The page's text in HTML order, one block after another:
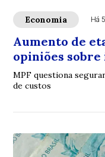
Economia Há
Aumento de
opiniões
MPF questiona
de custos